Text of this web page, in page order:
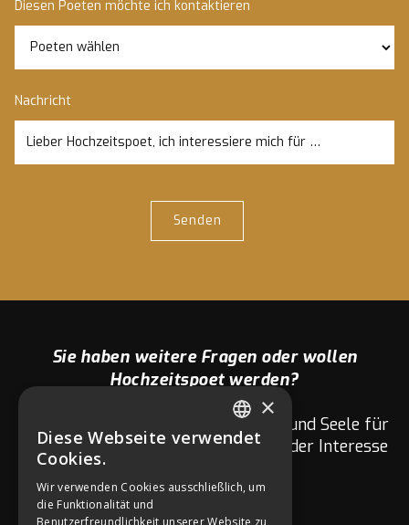
Diesen Poeten möchte ich kontaktieren
Nachricht
Sie haben weitere Fragen oder wollen
Hochzeitspoet werden?
Wir Hochzeitspoeten sind mit Herz und Seele für
euch da. Fragen zu eurer Hochzeit oder Interesse
GERMAN
×
Diese Webseite verwendet
Cookies.
Wir verwenden Cookies ausschließlich, um
die Funktionalität und
Benutzerfreundlichkeit unserer Website zu